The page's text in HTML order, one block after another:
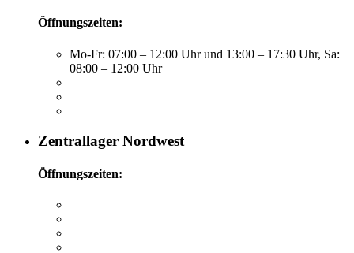
Öffnungszeiten:
Mo-Fr: 07:00 – 12:00 Uhr und 13:00 – 17:30 Uhr, Sa:
08:00 – 12:00 Uhr
Zentrallager Nordwest
Öffnungszeiten: